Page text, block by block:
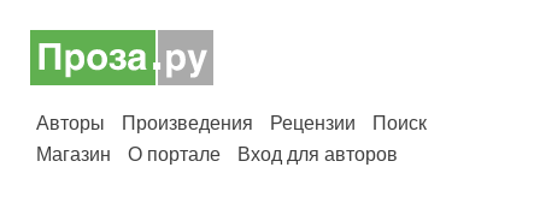
Авторы Произведения Рецензии
Поиск
Магазин
О портале Вход для авторов